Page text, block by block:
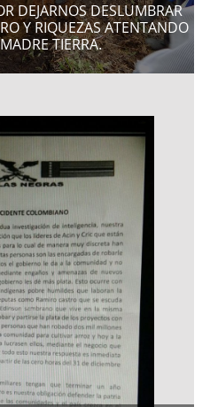
DEJARNOS DESLUMBRAR
Y RIQUEZAS ATENTANDO
TIERRA.